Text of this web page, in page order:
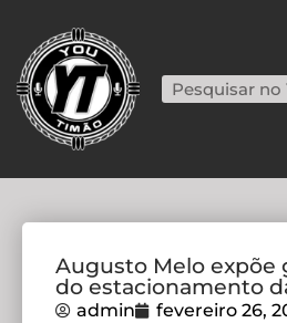
Augusto Melo expõe
do estacionamento
admin fevereiro 26,